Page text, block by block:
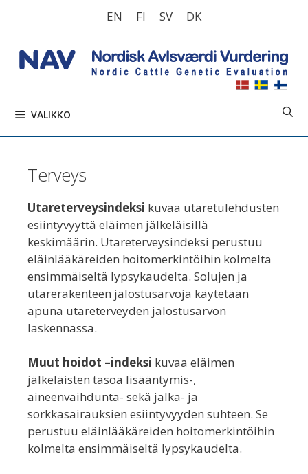
EN FI SV DK
VALIKKO
Terveys
Utareterveysindeksi kuvaa utaretulehdusten
esiintyvyyttä eläimen jälkeläisillä
keskimäärin. Utareterveysindeksi perustuu
eläinlääkäreiden hoitomerkintöihin kolmelta
ensimmäiseltä lypsykaudelta. Solujen ja
utarerakenteen jalostusarvoja käytetään
apuna utareterveyden jalostusarvon
laskennassa.
Muut hoidot –indeksi kuvaa eläimen
jälkeläisten tasoa lisääntymis-,
aineenvaihdunta- sekä jalka- ja
sorkkasairauksien esiintyvyyden suhteen. Se
perustuu eläinlääkäreiden hoitomerkintöihin
kolmelta ensimmäiseltä lypsykaudelta.